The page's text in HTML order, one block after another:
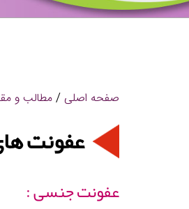
صفحه اصلی / مطالب و
عفونت
عفونت جنسی :